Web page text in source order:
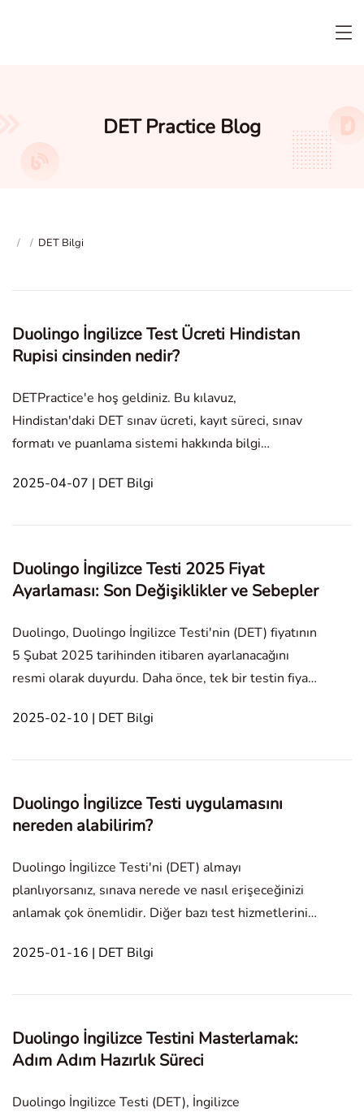
DET Practice Blog
/ / DET Bilgi
Duolingo İngilizce Test Ücreti Hindistan
Rupisi cinsinden nedir?
DETPractice'e hoş geldiniz. Bu kılavuz,
Hindistan'daki DET sınav ücreti, kayıt süreci, sınav
formatı ve puanlama sistemi hakkında bilgi
bir şekilde artırmalarına yardımcı olacak en iyi
2025-04-07 | DET Bilgi
Duolingo İngilizce Testi 2025 Fiyat
Ayarlaması: Son Değişiklikler ve Sebepler
Duolingo, Duolingo İngilizce Testi'nin (DET) fiyatının
5 Şubat 2025 tarihinden itibaren ayarlanacağını
resmi olarak duyurdu. Daha önce, tek bir testin fiyatı
$'dı. Ayarlamadan sonra, tek bir testin fiyatı 70 $'ya
2025-02-10 | DET Bilgi
Duolingo İngilizce Testi uygulamasını
nereden alabilirim?
Duolingo İngilizce Testi'ni (DET) almayı
planlıyorsanız, sınava nerede ve nasıl erişeceğinizi
anlamak çok önemlidir. Diğer bazı test hizmetlerinin
tablet üzerinden almanızı sağlayan bir mobil
2025-01-16 | DET Bilgi
Duolingo İngilizce Testini Masterlamak:
Adım Adım Hazırlık Süreci
Duolingo İngilizce Testi (DET), İngilizce